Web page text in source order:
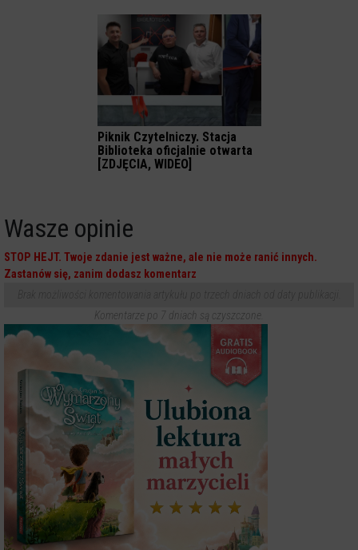
Piknik Czytelniczy. Stacja
Biblioteka oficjalnie otwarta
[ZDJĘCIA, WIDEO]
Wasze opinie
STOP HEJT. Twoje zdanie jest ważne, ale nie może ranić innych.
Zastanów się, zanim dodasz komentarz
Komentarze po 7 dniach są czyszczone.